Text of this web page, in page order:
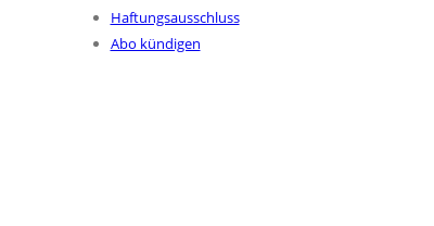
Haftungsausschluss
Abo kündigen